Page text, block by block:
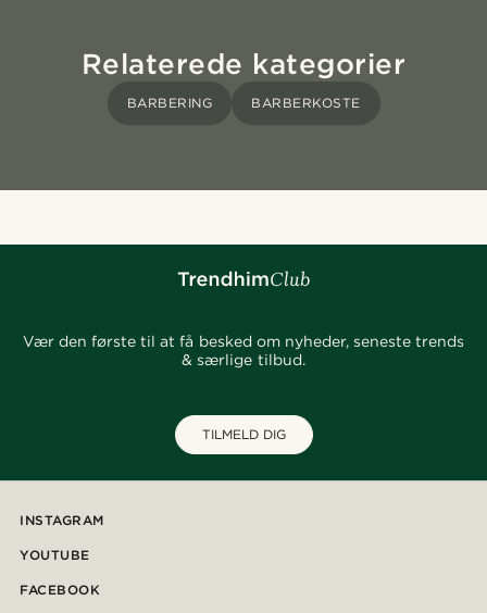
Relaterede kategorier
BARBERING BARBERKOSTE
Vær den første til at få besked om nyheder, seneste trends
& særlige tilbud.
TILMELD DIG
INSTAGRAM
YOUTUBE
FACEBOOK